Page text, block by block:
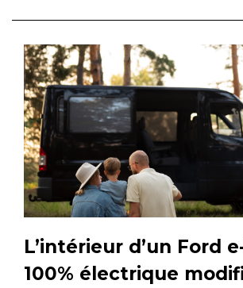
L’intérieur d’un Ford
100% électrique